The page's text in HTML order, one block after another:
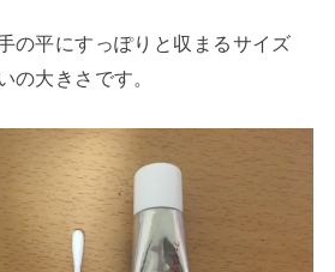
の平にすっぽりと収まるサイズ
の大きさです。